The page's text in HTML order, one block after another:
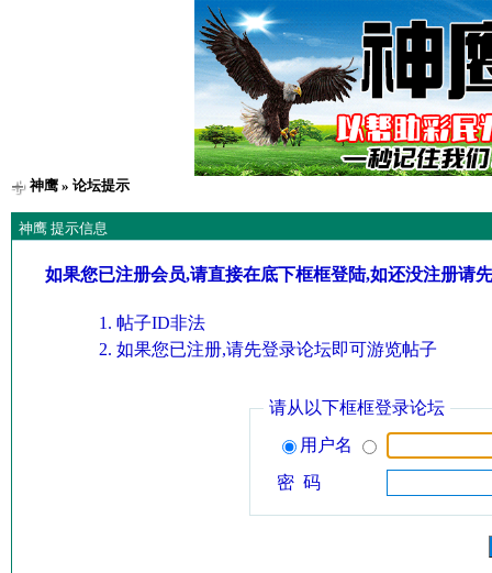
神鹰» 论坛提示
神鹰 提示信息
如果您已注册会员,请直接在底下框框登陆,如还没注册请
帖子ID非法
如果您已注册,请先登录论坛即可游览帖子
请从以下框框登录论坛
用户名
密 码